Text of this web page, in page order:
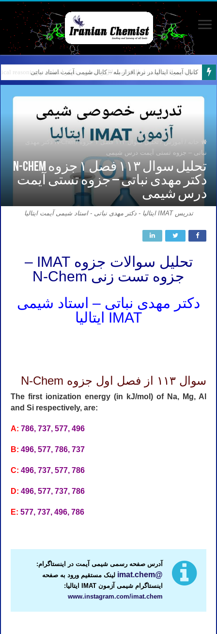
کانال آیمت ایتالیا در نرم افزار بله – کانال شیمی آیمت استاد نباتی
آموزش /
نباتی – جزوه تستی آیمت درس شیمی
تحلیل سوال ۱۱۳ فصل ۱ جزوه N-Chem
دکتر مهدی نباتی – جزوه تستی آیمت
درس شیمی
تدریس IMAT ایتالیا - دکتر مهدی نباتی - استاد شیمی آیمت ایتالیا
تحلیل سوالات جزوه IMAT –
جزوه تست زنی N-Chem
دکتر مهدی نباتی – استاد شیمی
IMAT ایتالیا
سوال ۱۱۳ از فصل اول جزوه N-Chem
The first ionization energy (in kJ/mol) of Na, Mg, Al
and Si respectively, are:
A:786, 737, 577, 496
B:496, 577, 786, 737
C:496, 737, 577, 786
D:496, 577, 737, 786
E: 577, 737, 496, 786
آدرس صفحه رسمی شیمی آیمت در اینستاگرام:
@imat.chem
لینک مستقیم ورود به صفحه
اینستاگرام شیمی آزمون IMAT ایتالیا:
www.instagram.com/imat.chem